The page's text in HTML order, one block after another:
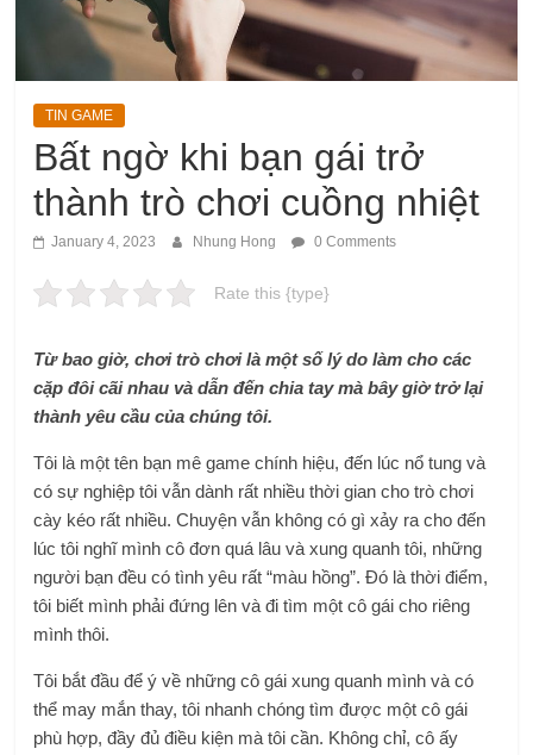
TIN GAME
Bất ngờ khi bạn gái trở
thành trò chơi cuồng nhiệt
January 4, 2023 Nhung Hong 0 Comments
Rate this {type}
Từ bao giờ, chơi trò chơi là một số lý do làm cho các
cặp đôi cãi nhau và dẫn đến chia tay mà bây giờ trở lại
thành yêu cầu của chúng tôi.
Tôi là một tên bạn mê game chính hiệu, đến lúc nổ tung và
có sự nghiệp tôi vẫn dành rất nhiều thời gian cho trò chơi
cày kéo rất nhiều. Chuyện vẫn không có gì xảy ra cho đến
lúc tôi nghĩ mình cô đơn quá lâu và xung quanh tôi, những
người bạn đều có tình yêu rất “màu hồng”. Đó là thời điểm,
tôi biết mình phải đứng lên và đi tìm một cô gái cho riêng
mình thôi.
Tôi bắt đầu để ý về những cô gái xung quanh mình và có
thể may mắn thay, tôi nhanh chóng tìm được một cô gái
phù hợp, đầy đủ điều kiện mà tôi cần. Không chỉ, cô ấy